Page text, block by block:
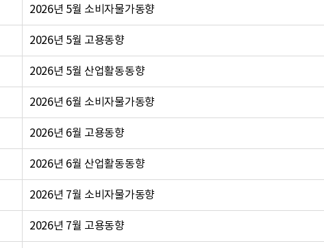
2026년 5월 소비자물가동향
2026년 5월 고용동향
2026년 5월 산업활동동향
2026년 6월 소비자물가동향
2026년 6월 고용동향
2026년 6월 산업활동동향
2026년 7월 소비자물가동향
2026년 7월 고용동향